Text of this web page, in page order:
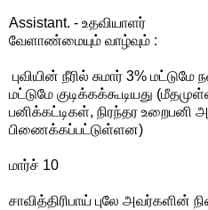
Assistant. - உதவியாளர்
வேளாண்மையும் வாழ்வும் :
புவியின் நீரில் சுமார் 3%
மட்டுமே குடிக்கக்கூடியது
பனிக்கட்டிகள், நிரந்தர உறைபனி
பிணைக்கப்பட்டுள்ளன)
மார்ச் 10
சாவித்திரிபாய் புலே அவர்களின்